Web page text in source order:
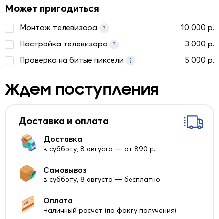
Может пригодиться
Монтаж телевизора ?
10 000 р.
Настройка телевизора
?
3 000 р.
Проверка на битые пиксели
? 5 000 р.
Ждем поступления
Доставка и оплата
Доставка
в субботу, 8 августа — от 890 р.
Самовывоз
в субботу, 8 августа — бесплатно
Оплата
Наличный расчет (по факту получения)